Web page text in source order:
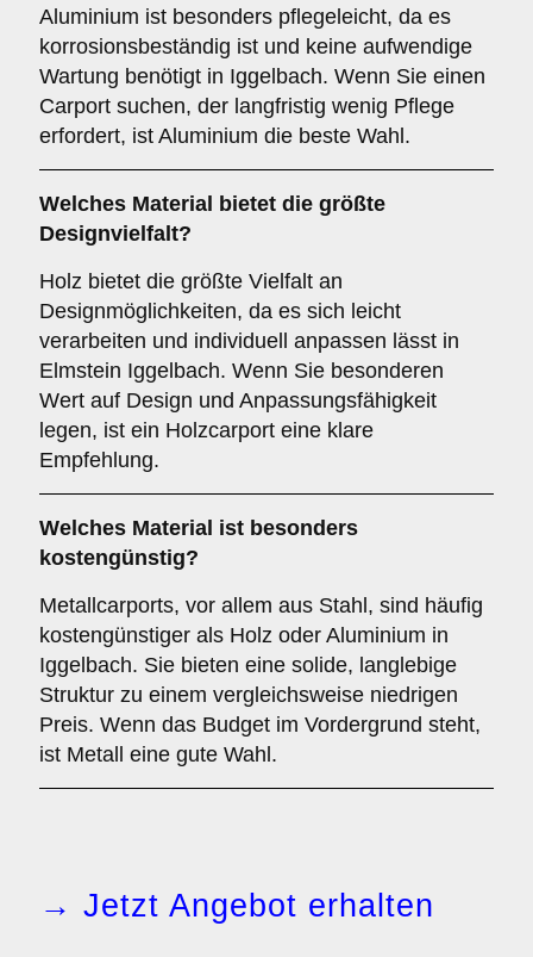
Aluminium ist besonders pflegeleicht, da es
korrosionsbeständig ist und keine aufwendige
Wartung benötigt in Iggelbach. Wenn Sie einen
Carport suchen, der langfristig wenig Pflege
erfordert, ist Aluminium die beste Wahl.
Welches Material bietet die größte
Designvielfalt?
Holz bietet die größte Vielfalt an
Designmöglichkeiten, da es sich leicht
verarbeiten und individuell anpassen lässt in
Elmstein Iggelbach. Wenn Sie besonderen
Wert auf Design und Anpassungsfähigkeit
legen, ist ein Holzcarport eine klare
Empfehlung.
Welches Material ist besonders
kostengünstig?
Metallcarports, vor allem aus Stahl, sind häufig
kostengünstiger als Holz oder Aluminium in
Iggelbach. Sie bieten eine solide, langlebige
Struktur zu einem vergleichsweise niedrigen
Preis. Wenn das Budget im Vordergrund steht,
ist Metall eine gute Wahl.
→ Jetzt Angebot erhalten